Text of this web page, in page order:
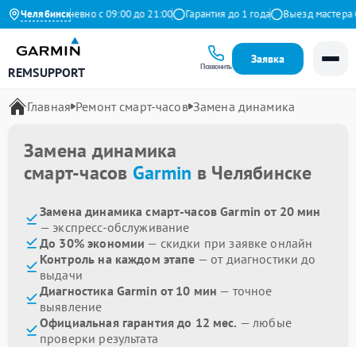
Челябинск
Ежедневно с 09:00 до 21:00 Гарантия до 1 года Выезд мастера
REMSUPPORT Позвонить
Заявка
Главная Ремонт смарт-часов Замена динамика
Замена динамика
смарт-часов Garmin в Челябинске
Замена динамика смарт-часов Garmin от 20 мин
— экспресс-обслуживание
До 30% экономии — скидки при заявке онлайн
Контроль на каждом этапе — от диагностики до
выдачи
Диагностика Garmin от 10 мин — точное
выявление
Официальная гарантия до 12 мес. — любые
проверки результата